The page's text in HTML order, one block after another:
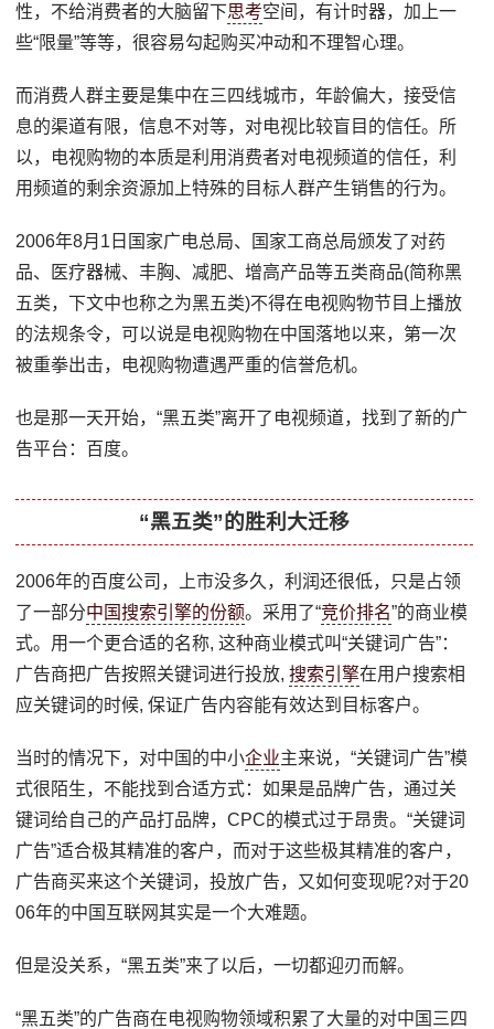
性，不给消费者的大脑留下思考空间，有计时器，加上一
些“限量”等等，很容易勾起购买冲动和不理智心理。
而消费人群主要是集中在三四线城市，年龄偏大，接受信
息的渠道有限，信息不对等，对电视比较盲目的信任。所
以，电视购物的本质是利用消费者对电视频道的信任，利
用频道的剩余资源加上特殊的目标人群产生销售的行为。
2006年8月1日国家广电总局、国家工商总局颁发了对药
品、医疗器械、丰胸、减肥、增高产品等五类商品(简称黑
五类，下文中也称之为黑五类)不得在电视购物节目上播放
的法规条令，可以说是电视购物在中国落地以来，第一次
被重拳出击，电视购物遭遇严重的信誉危机。
也是那一天开始，“黑五类”离开了电视频道，找到了新的广
告平台：百度。
“黑五类”的胜利大迁移
2006年的百度公司，上市没多久，利润还很低，只是占领
了一部分中国搜索引擎的份额。采用了“竞价排名”的商业模
式。用一个更合适的名称, 这种商业模式叫“关键词广告”：
广告商把广告按照关键词进行投放,搜索引擎在用户搜索相
应关键词的时候, 保证广告内容能有效达到目标客户。
当时的情况下，对中国的中小企业主来说，“关键词广告”模
式很陌生，不能找到合适方式：如果是品牌广告，通过关
键词给自己的产品打品牌，CPC的模式过于昂贵。“关键词
广告”适合极其精准的客户，而对于这些极其精准的客户，
广告商买来这个关键词，投放广告，又如何变现呢?对于20
06年的中国互联网其实是一个大难题。
但是没关系，“黑五类”来了以后，一切都迎刃而解。
“黑五类”的广告商在电视购物领域积累了大量的对中国三四